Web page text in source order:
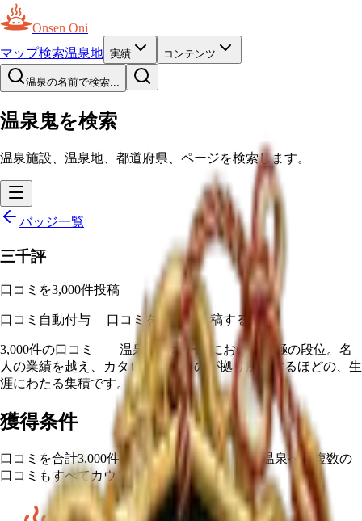
Onsen Oni
マップ検索温泉地 実績 コンテンツ
温泉の名前で検索...
温泉鬼を検索
温泉施設、温泉地、都道府県、ページを検索します。
バッジ一覧
三千評
口コミを3,000件投稿
口コミ 自動付与— 口コミを3000件投稿する
3,000件の口コミ——温泉パスポートにおける究極の段位。名
人の業績を越え、カタログそのものが拠り所とするほどの、生
涯にわたる集積です。
獲得条件
口コミを合計3,000件投稿してください。同じ温泉への複数の
口コミもすべてカウントされます。